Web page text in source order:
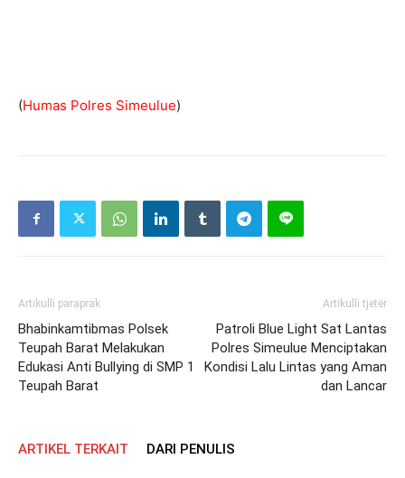
(Humas Polres Simeulue)
Artikulli paraprak
Bhabinkamtibmas Polsek
Teupah Barat Melakukan
Edukasi Anti Bullying di SMP 1
Teupah Barat
Artikulli tjetër
Patroli Blue Light Sat Lantas
Polres Simeulue Menciptakan
Kondisi Lalu Lintas yang Aman
dan Lancar
ARTIKEL TERKAIT DARI PENULIS